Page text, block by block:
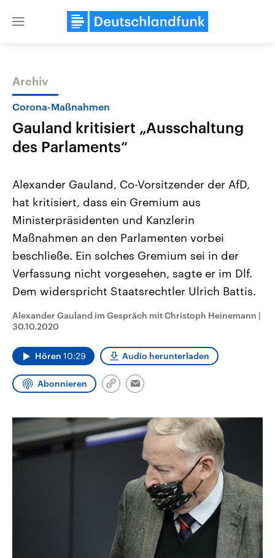
Close
Themen
Landtagswahl Sachsen-Anhalt
2026
Alle Informationen
Sachsen-Anhalt wählt am 6.
September 2026 einen neuen
Landtag. Seit 2021 wird das
Bundesland von einer Koalition aus
CDU, SPD und FDP regiert.-
Umfragen, Prognosen,
und Hintergründe zu den Parteien
und Kandidaten der anstehenden
Wahl.
USA
Aktuelle Beiträge,
Hintergründe
Wirtschaftlich und
gehören die Vereinigten
den mächtigsten Ländern
mit großem Einfluss auf
aktuelle Weltgeschehen.
Sendungen Programm Podcasts
Archiv
Corona-Maßnahmen
Gauland kritisiert „Ausschaltung
des Parlaments“
Alexander Gauland, Co-Vorsitzender der AfD,
hat kritisiert, dass ein Gremium aus
Ministerpräsidenten und Kanzlerin
Maßnahmen an den Parlamenten vorbei
beschließe. Ein solches Gremium sei in der
Verfassung nicht vorgesehen, sagte er im Dlf.
Dem widerspricht Staatsrechtler Ulrich Battis.
Alexander Gauland im Gespräch mit Christoph Heinemann |
30.10.2020
Hören 10:29 Audio herunterladen
Abonnieren
Link
Email